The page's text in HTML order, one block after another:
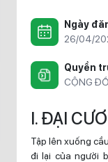
Ngày
26/04/
Quyền
CỘNG
I. ĐẠI
Tập lên xuống
đi lại của người